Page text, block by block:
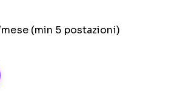
(min 5 postazioni)